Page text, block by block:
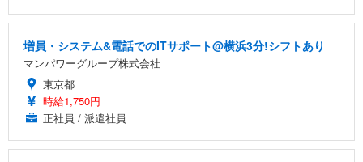
増員・システム&電話でのITサポート@横浜3分!シフトあり
マンパワーグループ株式会社
東京都
時給1,750円
正社員 / 派遣社員